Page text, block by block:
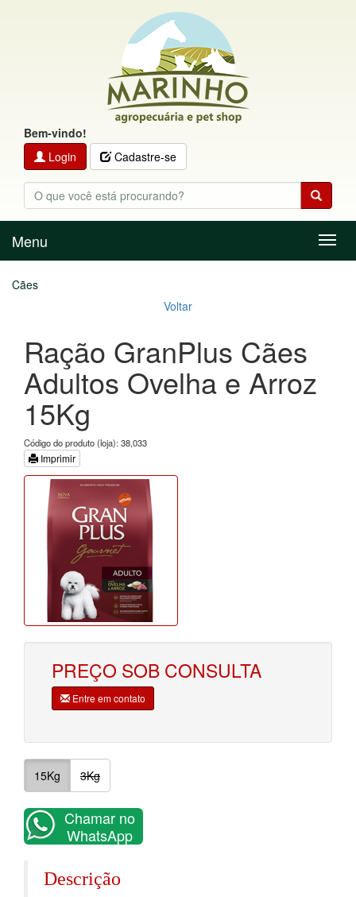
Bem-vindo!
Login
Cadastre-se
Menu
Menu
Cães
Voltar
Ração GranPlus Cães
Adultos Ovelha e Arroz
15Kg
Código do produto (loja): 38,033
Imprimir
PREÇO SOB CONSULTA
Entre em contato
15Kg 3Kg
Chamar no
WhatsApp
Descrição